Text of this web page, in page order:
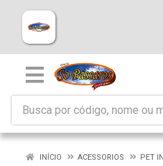
INÍCIO ACESSORIOS
PET